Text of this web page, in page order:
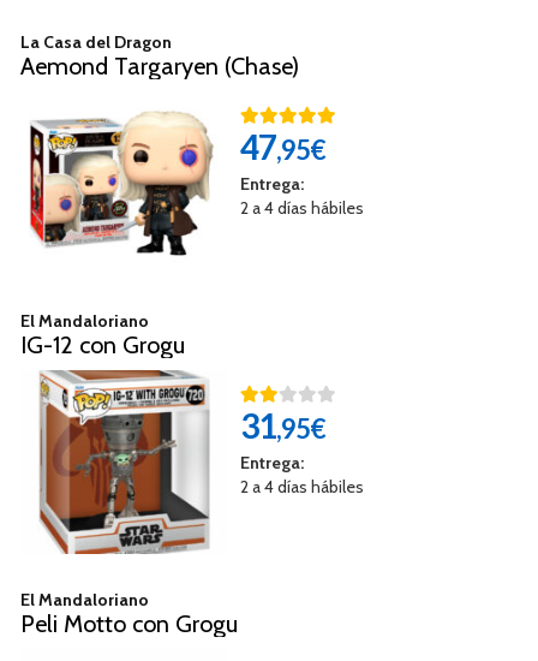
La Casa del Dragon
Aemond Targaryen (Chase)
47,95€
Entrega:
2 a 4 días hábiles
El Mandaloriano
IG-12 con Grogu
31,95€
Entrega:
2 a 4 días hábiles
El Mandaloriano
Peli Motto con Grogu